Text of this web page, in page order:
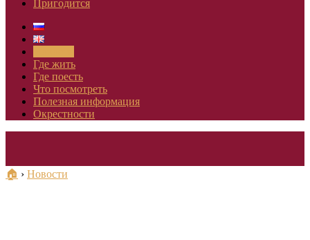
Пригодится
Где жить
Где поесть
Что посмотреть
Полезная информация
Окрестности
🏠 › Новости